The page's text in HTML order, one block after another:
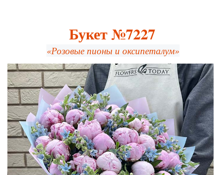
Букет №7227
«Розовые пионы и оксипеталум»